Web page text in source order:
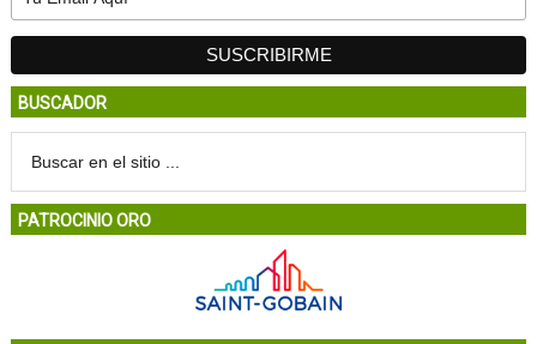
BUSCADOR
PATROCINIO ORO